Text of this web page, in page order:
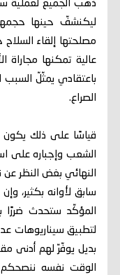
ذهب الجميع لعملية
ليكنشفّ حينها
مصلحتها إلقاء
عالية تمكنها مجاراة
باعتقادي يمثّلّ السبب
الصراع.
قياسًا على ذلك يكون
الشعب وإجباره على
النهائي بغض النظر عن
سابق لأوانه بكثير،
المؤكّد ستحدث ضررًا
لتطبيق سيناريوهات
بديل يوفّرّ لهم أدنى
الوقت نفسه